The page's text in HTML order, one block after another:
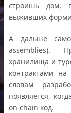
строишь дом,
выживших
А дальше
assemblies).
хранилища и
контрактами
словам
появляется,
on-chain код.